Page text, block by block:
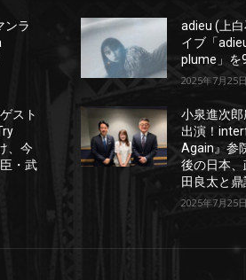
ンラ
スト
、今
・武
adieu (上
イブ「
plume」を
2025年7月25日
小泉進次
出演！
Again』参
後の日本
田良太と鼎
2025年7月25日